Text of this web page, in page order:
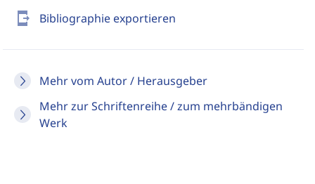
send_to_mobile Bibliographie exportieren
Mehr vom Autor / Herausgeber
Mehr zur Schriftenreihe / zum mehrbändigen
Werk